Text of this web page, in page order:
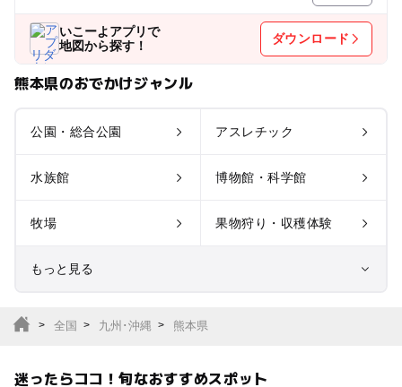
いこーよアプリで
地図から探す！
ダウンロード
熊本県のおでかけジャンル
公園・総合公園 アスレチック
水族館 博物館・科学館
牧場 果物狩り・収穫体験
もっと見る
全国 九州･沖縄 熊本県
迷ったらココ！旬なおすすめスポット